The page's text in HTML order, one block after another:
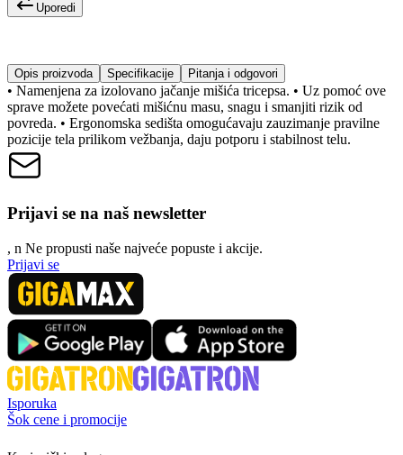
Uporedi
Opis proizvoda Specifikacije Pitanja i odgovori
• Namenjena za izolovano jačanje mišića tricepsa. • Uz pomoć ove
sprave možete povećati mišićnu masu, snagu i smanjiti rizik od
povreda. • Ergonomska sedišta omogućavaju zauzimanje pravilne
pozicije tela prilikom vežbanja, daju potporu i stabilnost telu.
Prijavi se na naš newsletter
, n Ne propusti naše najveće popuste i akcije.
Prijavi se
Isporuka
Šok cene i promocije